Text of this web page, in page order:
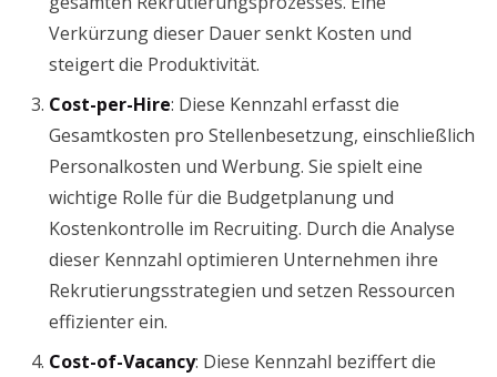
Verkürzung dieser Dauer senkt Kosten und
steigert die Produktivität.
Cost-per-Hire: Diese Kennzahl erfasst die
Gesamtkosten pro Stellenbesetzung, einschließlich
Personalkosten und Werbung. Sie spielt eine
wichtige Rolle für die Budgetplanung und
Kostenkontrolle im Recruiting. Durch die Analyse
dieser Kennzahl optimieren Unternehmen ihre
Rekrutierungsstrategien und setzen Ressourcen
effizienter ein.
Cost-of-Vacancy: Diese Kennzahl beziffert die